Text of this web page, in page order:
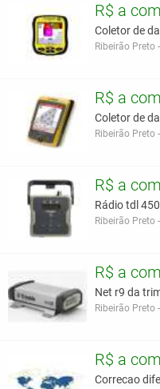
R$ a
Coletor de
Ribeirão Preto
R$ a
Coletor de
Ribeirão Preto
R$ a
Rádio tdl
Ribeirão Preto
R$ a
Ribeirão Preto
R$ a
Correcao